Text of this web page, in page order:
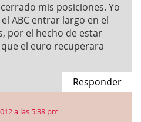
mis posiciones. Yo
ABC entrar largo en el
por el hecho de estar
el euro recuperara
Responder
a las 5:38 pm